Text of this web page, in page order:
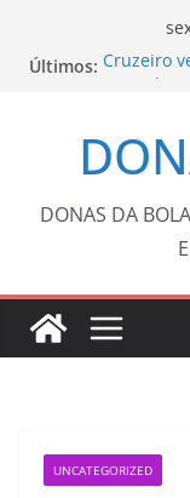
Últimos: Cruzeiro
Barça
futebol
volta ao
Copa do
DONAS DA
UNCATEGORIZED